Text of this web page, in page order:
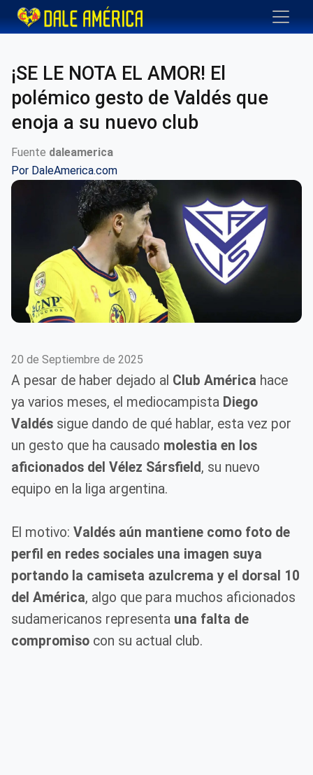
¡SE LE NOTA EL AMOR! El
polémico gesto de Valdés que
enoja a su nuevo club
Fuente daleamerica
Por DaleAmerica.com
20 de Septiembre de 2025
A pesar de haber dejado al Club América hace
ya varios meses, el mediocampista Diego
Valdés sigue dando de qué hablar, esta vez por
un gesto que ha causado molestia en los
aficionados del Vélez Sársfield, su nuevo
equipo en la liga argentina.
El motivo: Valdés aún mantiene como foto de
perfil en redes sociales una imagen suya
portando la camiseta azulcrema y el dorsal 10
del América, algo que para muchos aficionados
sudamericanos representa una falta de
compromiso con su actual club.